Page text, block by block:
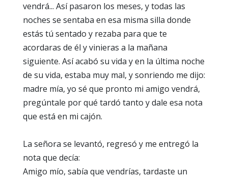
vendrá... Así pasaron los meses, y todas las
noches se sentaba en esa misma silla donde
estás tú sentado y rezaba para que te
acordaras de él y vinieras a la mañana
siguiente. Así acabó su vida y en la última noche
de su vida, estaba muy mal, y sonriendo me dijo:
madre mía, yo sé que pronto mi amigo vendrá,
pregúntale por qué tardó tanto y dale esa nota
que está en mi cajón.
La señora se levantó, regresó y me entregó la
nota que decía:
Amigo mío, sabía que vendrías, tardaste un